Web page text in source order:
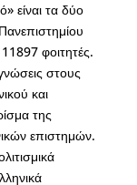
είναι τα δύο
φοιτητές.
στους
και
της
επιστημών.